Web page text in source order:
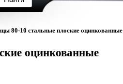
80-10 стальные плоские оцинкованные
оцинкованные